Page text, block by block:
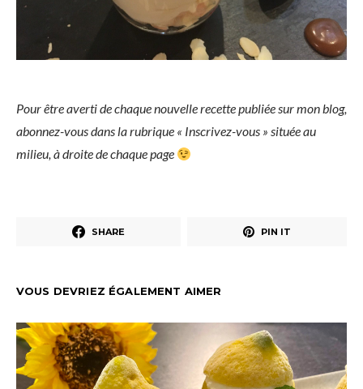
Pour être averti de chaque nouvelle recette publiée sur mon blog,
abonnez-vous dans la rubrique « Inscrivez-vous » située au
milieu, à droite de chaque page
SHARE PIN IT
VOUS DEVRIEZ ÉGALEMENT AIMER